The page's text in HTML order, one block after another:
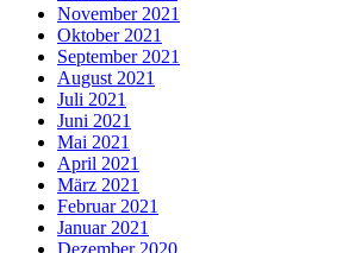
November 2021
Oktober 2021
September 2021
August 2021
Juli 2021
Juni 2021
Mai 2021
April 2021
März 2021
Februar 2021
Januar 2021
Dezember 2020